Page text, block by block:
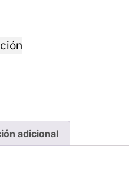
adicional